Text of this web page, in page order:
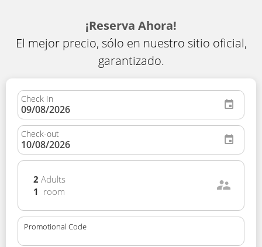
¡Reserva Ahora!
El mejor precio, sólo en nuestro sitio oficial,
garantizado.
Check In
Check-out
2 Adults
1 room
Promotional Code